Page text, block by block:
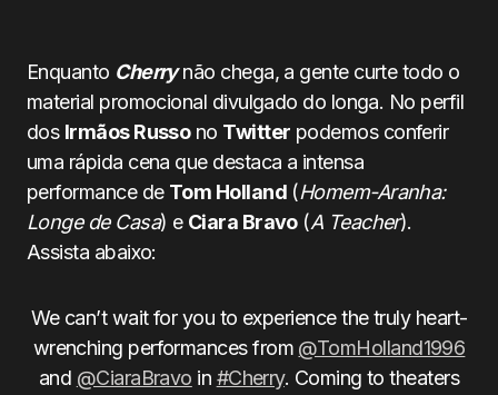
Enquanto Cherrynão chega, a gente curte todo o
material promocional divulgado do longa. No perfil
dos Irmãos Russono Twitter podemos conferir
uma rápida cena que destaca a intensa
performance de Tom Holland(Homem-Aranha:
Longe de Casa) e Ciara Bravo(A Teacher).
Assista abaixo:
We can’t wait for you to experience the truly heart-
wrenching performances from @TomHolland1996
and @CiaraBravo in #Cherry. Coming to theaters